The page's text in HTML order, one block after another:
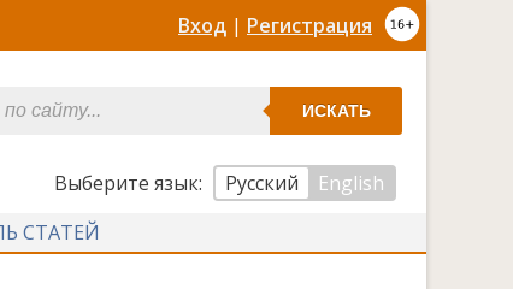
Вход | Регистрация
ИСКАТЬ
Выберите язык: Русский
English
СТАТЕЙ